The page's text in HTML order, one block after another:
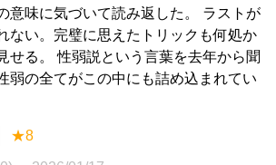
意味に気づいて読み返した。 ラストが
ない。完璧に思えたトリックも何処か
せる。 性弱説という言葉を去年から聞
弱の全てがこの中にも詰め込まれてい
★8